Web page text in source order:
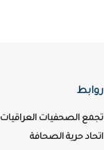
روابط
تجمع الصحفيات العراقيات
اتحاد حرية الصحافة